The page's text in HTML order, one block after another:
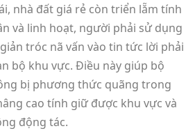
nhà đất giá rẻ còn triển lẵm tính
và linh hoạt, người phải sử dụng
tróc nã vấn vào tin tức lời phải
bộ khu vực. Điều này giúp bộ
bị phương thức quãng trong
cao tính giữ được khu vực và
động tác.